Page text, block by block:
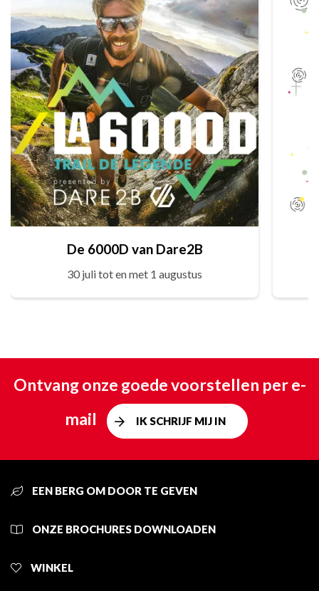
De 6000D van Dare2B
30 juli tot en met 1 augustus
Ontvang onze goede voorstellen per e-
mail
IK SCHRIJF MIJ IN
EEN BERG OM DOOR TE GEVEN
ONZE BROCHURES DOWNLOADEN
WINKEL